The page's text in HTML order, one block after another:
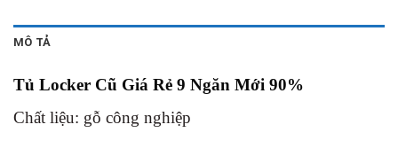
MÔ TẢ
Tủ Locker Cũ Giá Rẻ 9 Ngăn Mới 90%
Chất liệu: gỗ công nghiệp